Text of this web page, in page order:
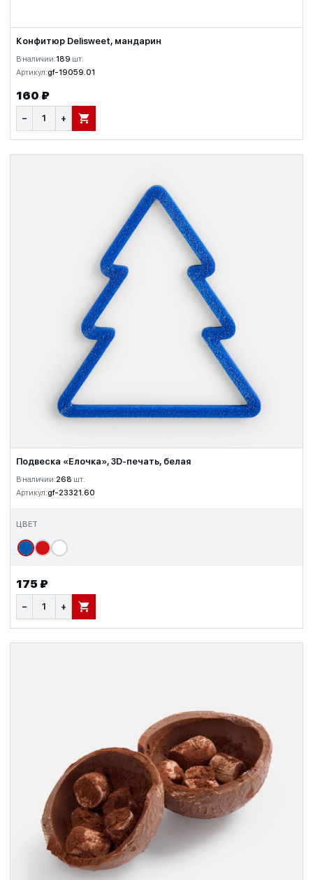
Конфитюр Delisweet, мандарин
В наличии:189 шт.
Артикул:gf-19059.01
160 ₽
− + В КОРЗИНУ
Подвеска «Елочка», 3D-печать, белая
В наличии:268 шт.
Артикул:gf-23321.60
ЦВЕТ
175 ₽
− + В КОРЗИНУ